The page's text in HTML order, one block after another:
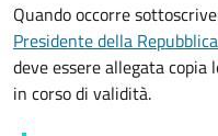
Quando occorre
Presidente della
deve essere allegata
in corso di validità.